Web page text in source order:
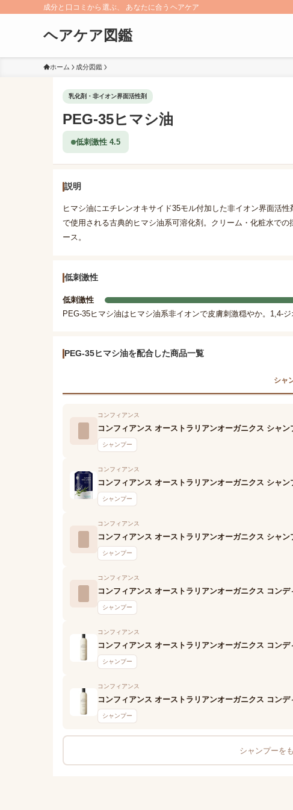
成分と口コミから選ぶ、 あなたに合うヘアケア
ヘアケア図鑑
ホーム 成分図鑑
乳化剤・非イオン界面活性剤
PEG-35ヒマシ油
低刺激性 4.5
説明
ヒマシ油にエチレンオキサイド35モル付加した非イオン界面活
で使用される古典的ヒマシ油系可溶化剤。クリーム・化粧水で
ース。
低刺激性
低刺激性
PEG-35ヒマシ油はヒマシ油系非イオンで皮膚刺激穏やか。1,4-
PEG-35ヒマシ油を配合した商品一覧
シャ
コンフィアンス
コンフィアンス オーストラリアンオーガニクス シャン
シャンプー
コンフィアンス
コンフィアンス オーストラリアンオーガニクス シャン
シャンプー
コンフィアンス
コンフィアンス オーストラリアンオーガニクス シャン
シャンプー
コンフィアンス
コンフィアンス オーストラリアンオーガニクス コン
シャンプー
コンフィアンス
コンフィアンス オーストラリアンオーガニクス コン
シャンプー
コンフィアンス
コンフィアンス オーストラリアンオーガニクス コン
シャンプー
シャンプーを